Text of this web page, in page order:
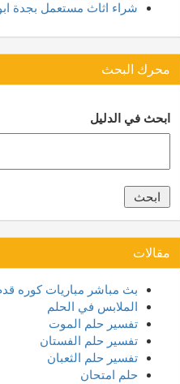
شراء اثاث مستعمل بجدة
محرك البحث
ابحث في الدليل
مقالات
بث مباشر مباريات كوره
الملابس في الحلم
تفسير حلم الموت
تفسير حلم الفستان
تفسير حلم الثعبان
حلم امتحان